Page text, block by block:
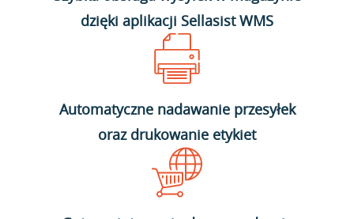
dzięki aplikacji Sellasist WMS
Automatyczne nadawanie przesyłek
oraz drukowanie etykiet